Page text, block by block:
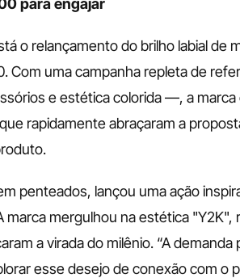
para engajar
o relançamento do brilho labial de
Com uma campanha repleta de
e estética colorida —, a marca
rapidamente abraçaram a
penteados, lançou uma ação
marca mergulhou na estética "Y2K",
a virada do milênio. “A demanda
esse desejo de conexão com o